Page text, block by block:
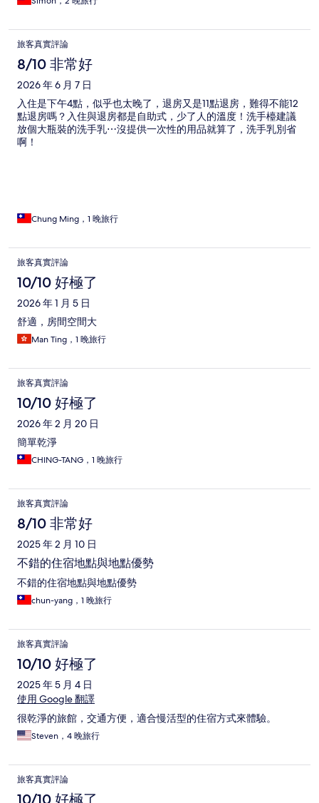
旅客真實評論
8/10 非常好
2026 年 6 月 7 日
入住是下午4點，似乎也太晚了，退房又是11點退房，難得不能12
點退房嗎？入住與退房都是自助式，少了人的溫度！洗手檯建議
放個大瓶裝的洗手乳⋯沒提供一次性的用品就算了，洗手乳別省
啊！
Chung Ming，1 晚旅行
旅客真實評論
10/10 好極了
2026 年 1 月 5 日
舒適，房間空間大
Man Ting，1 晚旅行
旅客真實評論
10/10 好極了
2026 年 2 月 20 日
簡單乾淨
CHING-TANG，1 晚旅行
旅客真實評論
8/10 非常好
2025 年 2 月 10 日
不錯的住宿地點與地點優勢
不錯的住宿地點與地點優勢
chun-yang，1 晚旅行
旅客真實評論
10/10 好極了
2025 年 5 月 4 日
使用 Google 翻譯
很乾淨的旅館，交通方便，適合慢活型的住宿方式來體驗。
Steven，4 晚旅行
旅客真實評論